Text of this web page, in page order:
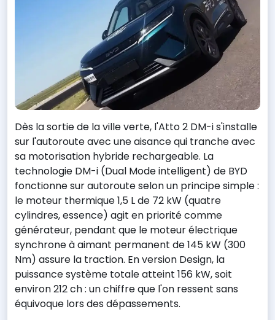
Dès la sortie de la ville verte, l'Atto 2 DM-i s'installe
sur l'autoroute avec une aisance qui tranche avec
sa motorisation hybride rechargeable. La
technologie DM-i (Dual Mode intelligent) de BYD
fonctionne sur autoroute selon un principe simple :
le moteur thermique 1,5 L de 72 kW (quatre
cylindres, essence) agit en priorité comme
générateur, pendant que le moteur électrique
synchrone à aimant permanent de 145 kW (300
Nm) assure la traction. En version Design, la
puissance système totale atteint 156 kW, soit
environ 212 ch : un chiffre que l'on ressent sans
équivoque lors des dépassements.